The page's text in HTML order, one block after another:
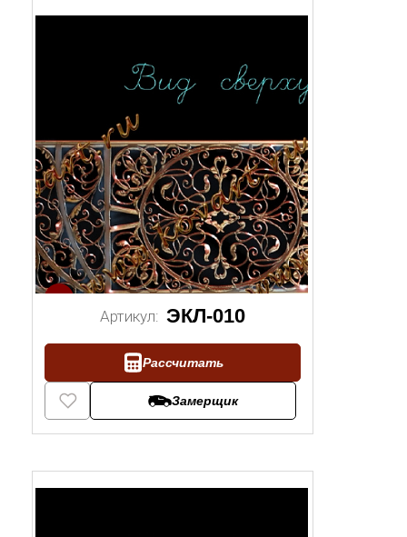
Артикул: ЭКЛ-010
Рассчитать
Замерщик